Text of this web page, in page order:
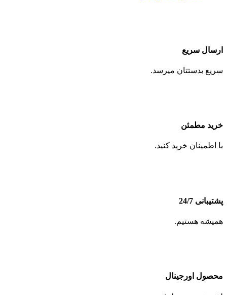
ارسال سریع
سریع بدستتان میرسد.
خرید مطمئن
با اطمینان خرید کنید.
پشتیبانی 24/7
همیشه هستیم.
محصول اورجینال